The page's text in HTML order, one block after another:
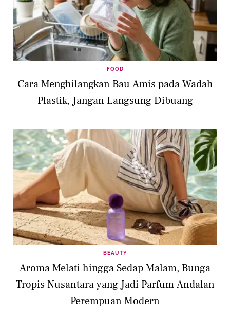
FOOD
Cara Menghilangkan Bau Amis pada Wadah
Plastik, Jangan Langsung Dibuang
BEAUTY
Aroma Melati hingga Sedap Malam, Bunga
Tropis Nusantara yang Jadi Parfum Andalan
Perempuan Modern